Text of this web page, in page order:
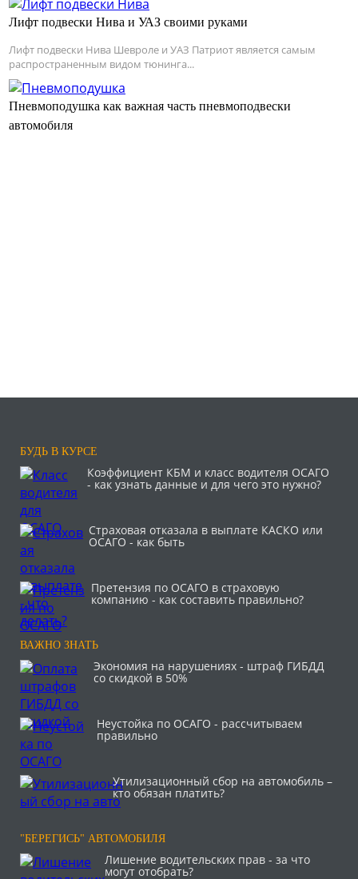
Лифт подвески Нива и УАЗ своими руками
Лифт подвески Нива Шевроле и УАЗ Патриот является самым
распространенным видом тюнинга...
Пневмоподушка как важная часть пневмоподвески
автомобиля
БУДЬ В КУРСЕ
Коэффициент КБМ и класс водителя ОСАГО
- как узнать данные и для чего это нужно?
Страховая отказала в выплате КАСКО или
ОСАГО - как быть
Претензия по ОСАГО в страховую
компанию - как составить правильно?
ВАЖНО ЗНАТЬ
Экономия на нарушениях - штраф ГИБДД
со скидкой в 50%
Неустойка по ОСАГО - рассчитываем
правильно
Утилизационный сбор на автомобиль –
кто обязан платить?
"БЕРЕГИСЬ" АВТОМОБИЛЯ
Лишение водительских прав - за что
могут отобрать?